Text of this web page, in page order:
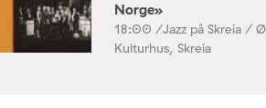
Norge»
18:00 /Jazz på Skreia /
Kulturhus, Skreia